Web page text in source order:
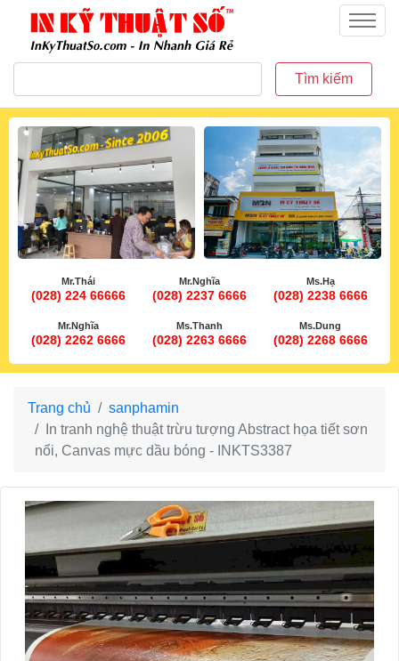
inkythuatso.com
Menu
Tìm kiếm
Mr.Thái
(028) 224 66666
Mr.Nghĩa
(028) 2237 6666
Ms.Hạ
(028) 2238 6666
Mr.Nghĩa
(028) 2262 6666
Ms.Thanh
(028) 2263 6666
Ms.Dung
(028) 2268 6666
Trang chủ
sanphamin
In tranh nghệ thuật trừu tượng Abstract họa tiết sơn
nổi, Canvas mực dầu bóng - INKTS3387